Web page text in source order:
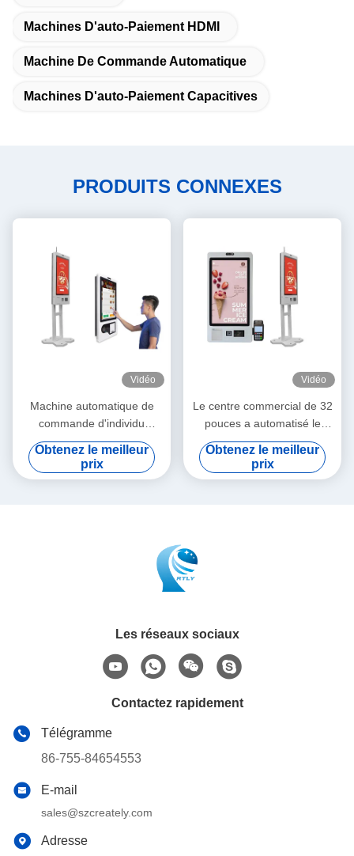
Machines D'auto-Paiement HDMI
Machine De Commande Automatique
Machines D'auto-Paiement Capacitives
PRODUITS CONNEXES
Vidéo
Machine automatique de
commande d'individu
d'écran tactile de kiosque de
machines de contrôle
d'individu de 32 pouces
Obtenez le meilleur
prix
Vidéo
Le centre commercial de 32
pouces a automatisé le
scanner de code QR
d'imprimante de kiosque de
Digital d'écran tactile de
Obtenez le meilleur
prix
Les réseaux sociaux
Contactez rapidement
Télégramme
86-755-84654553
E-mail
sales@szcreately.com
Adresse